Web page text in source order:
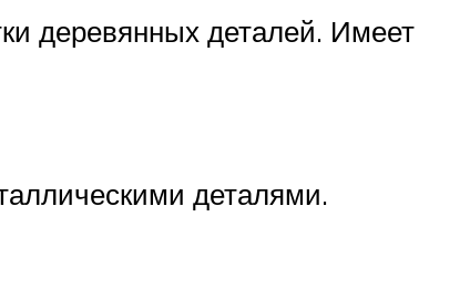
деревянных деталей. Имеет
деталями.